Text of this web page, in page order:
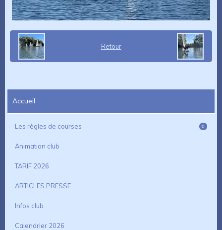
Retour
Accueil
Les règles de courses 0
Animation club
TARIF 2026
ARTICLES PRESSE
Infos club
Calendrier 2026